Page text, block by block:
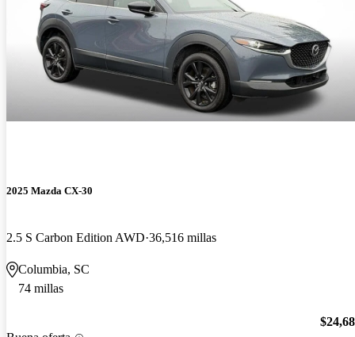
2025 Mazda CX-30
2.5 S Carbon Edition AWD 36,516 millas
Columbia, SC
74 millas